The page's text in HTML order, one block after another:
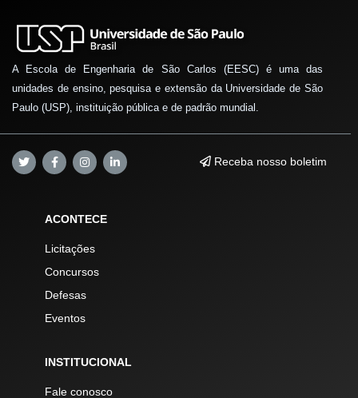
A Escola de Engenharia de São Carlos (EESC) é uma das
unidades de ensino, pesquisa e extensão da Universidade de São
Paulo (USP), instituição pública e de padrão mundial.
Receba nosso boletim
ACONTECE
Licitações
Concursos
Defesas
Eventos
INSTITUCIONAL
Fale conosco